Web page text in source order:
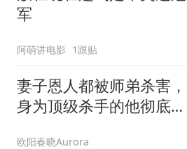
军
阿萌讲电影 1跟贴
妻子恩人都被师弟杀害，
身为顶级杀手的他彻底怒
欧阳春晓Aurora